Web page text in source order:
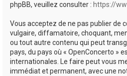
phpBB, veuillez consulter : https://
Vous acceptez de ne pas publier de
vulgaire, diffamatoire, choquant,
ou tout autre contenu qui peut
pays, du pays où « OpenConcerto »
internationales. Le faire peut vous
immédiat et permanent, avec une